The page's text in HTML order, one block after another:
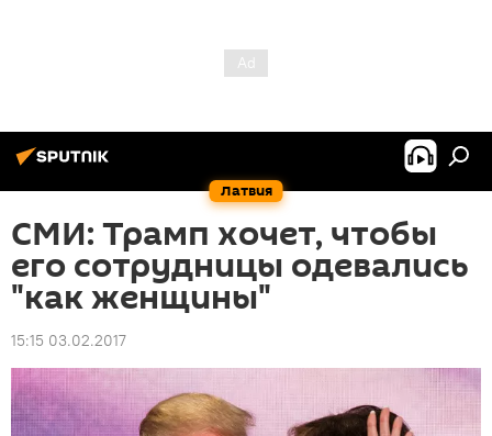
Латвия
СМИ: Трамп хочет, чтобы
его сотрудницы одевались
"как женщины"
15:15 03.02.2017